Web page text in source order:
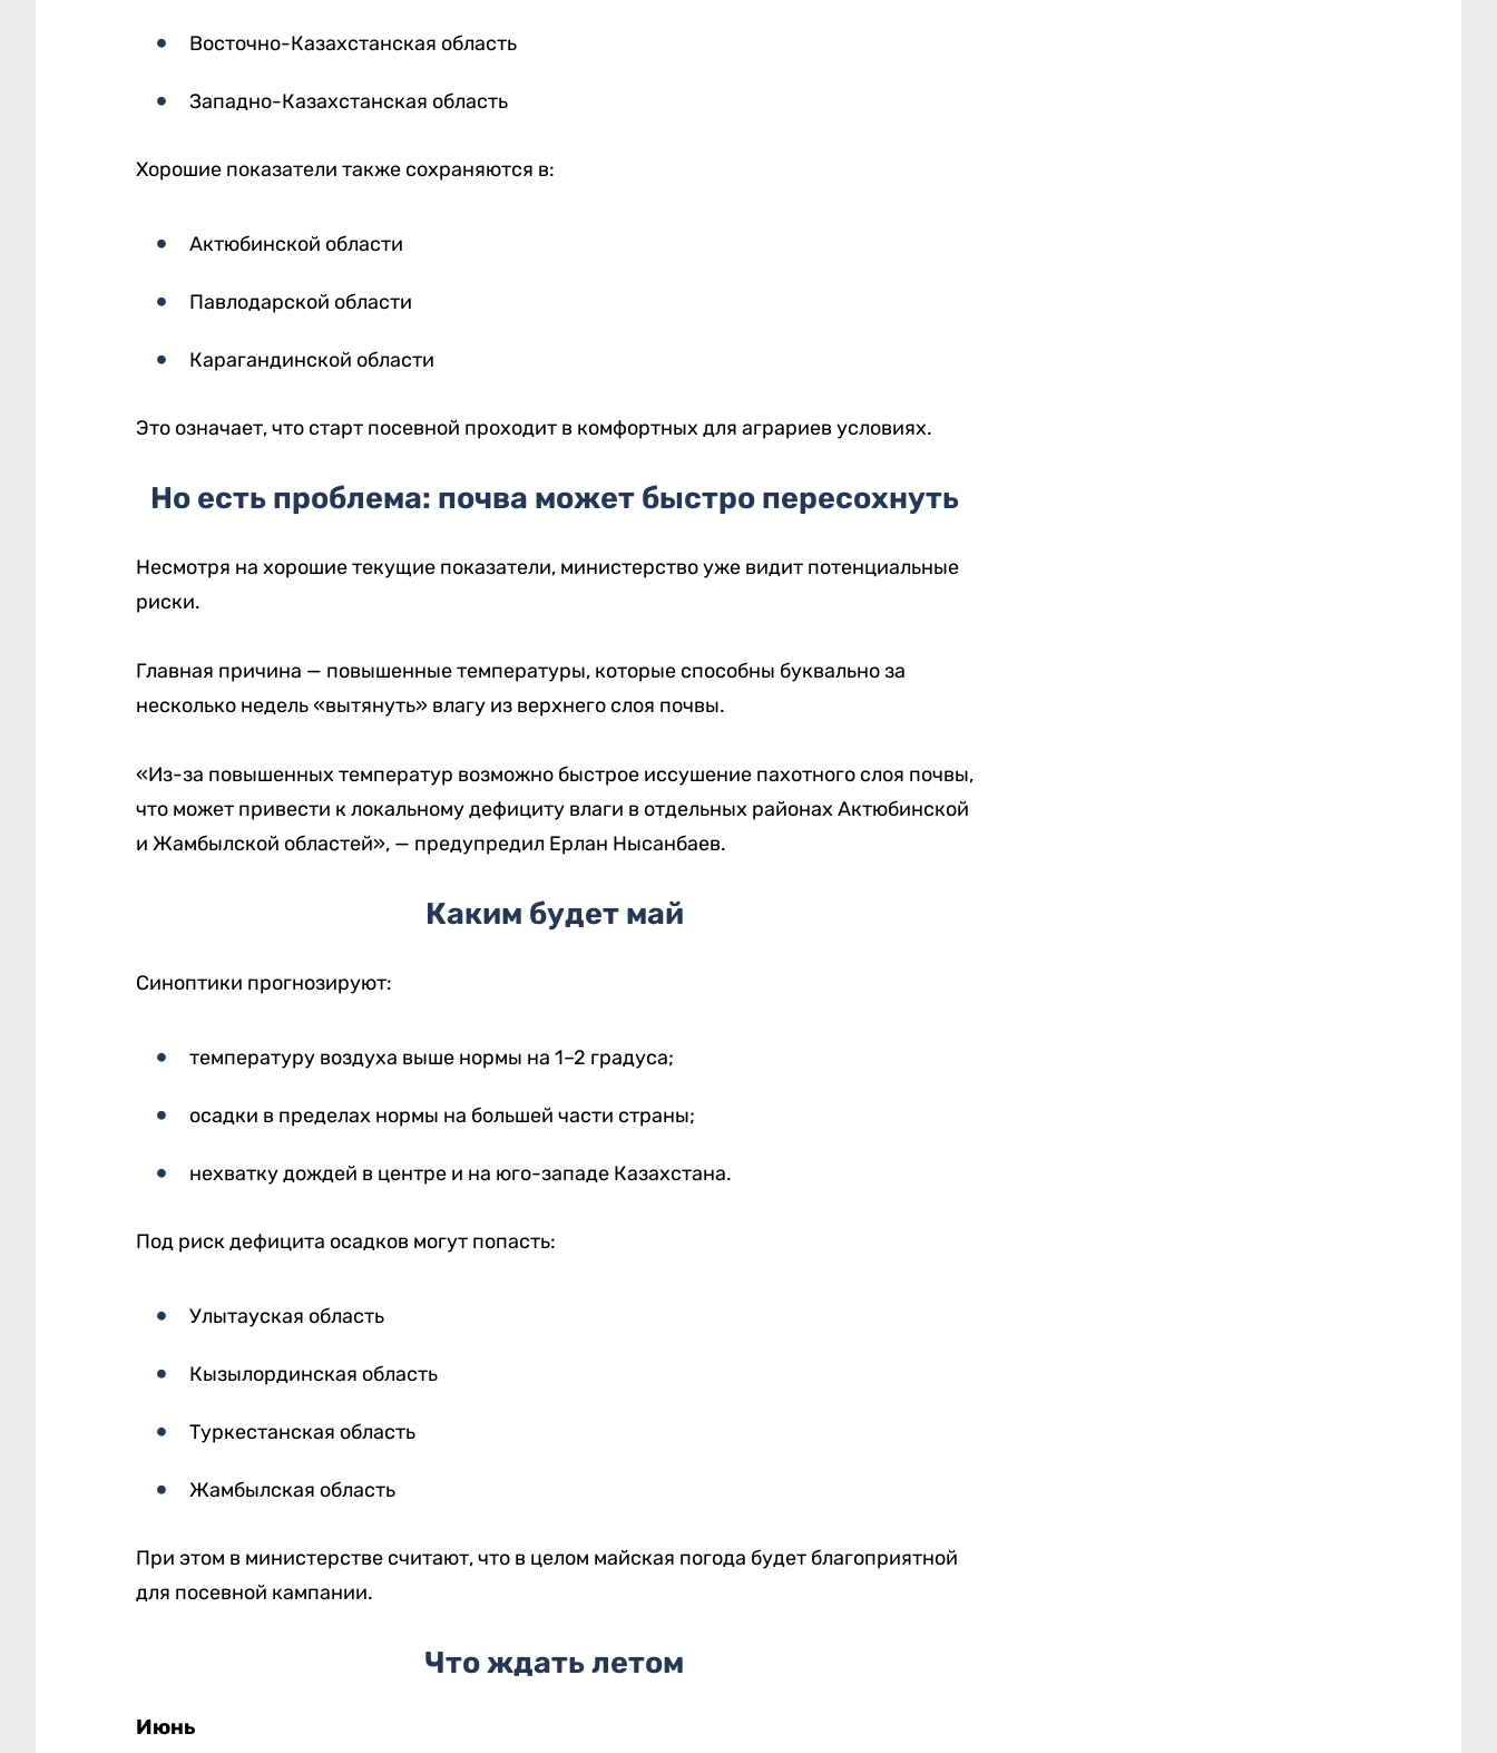
Восточно-Казахстанская область
Западно-Казахстанская область
Хорошие показатели также сохраняются в:
Актюбинской области
Павлодарской области
Карагандинской области
Это означает, что старт посевной проходит в комфортных для аграриев условиях.
Но есть проблема: почва может быстро пересохнуть
Несмотря на хорошие текущие показатели, министерство уже видит потенциальные
риски.
Главная причина — повышенные температуры, которые способны буквально за
несколько недель «вытянуть» влагу из верхнего слоя почвы.
«Из-за повышенных температур возможно быстрое иссушение пахотного слоя почвы,
что может привести к локальному дефициту влаги в отдельных районах Актюбинской
и Жамбылской областей», — предупредил Ерлан Нысанбаев.
Каким будет май
Синоптики прогнозируют:
температуру воздуха выше нормы на 1–2 градуса;
осадки в пределах нормы на большей части страны;
нехватку дождей в центре и на юго-западе Казахстана.
Под риск дефицита осадков могут попасть:
Улытауская область
Кызылординская область
Туркестанская область
Жамбылская область
При этом в министерстве считают, что в целом майская погода будет благоприятной
для посевной кампании.
Что ждать летом
Июнь